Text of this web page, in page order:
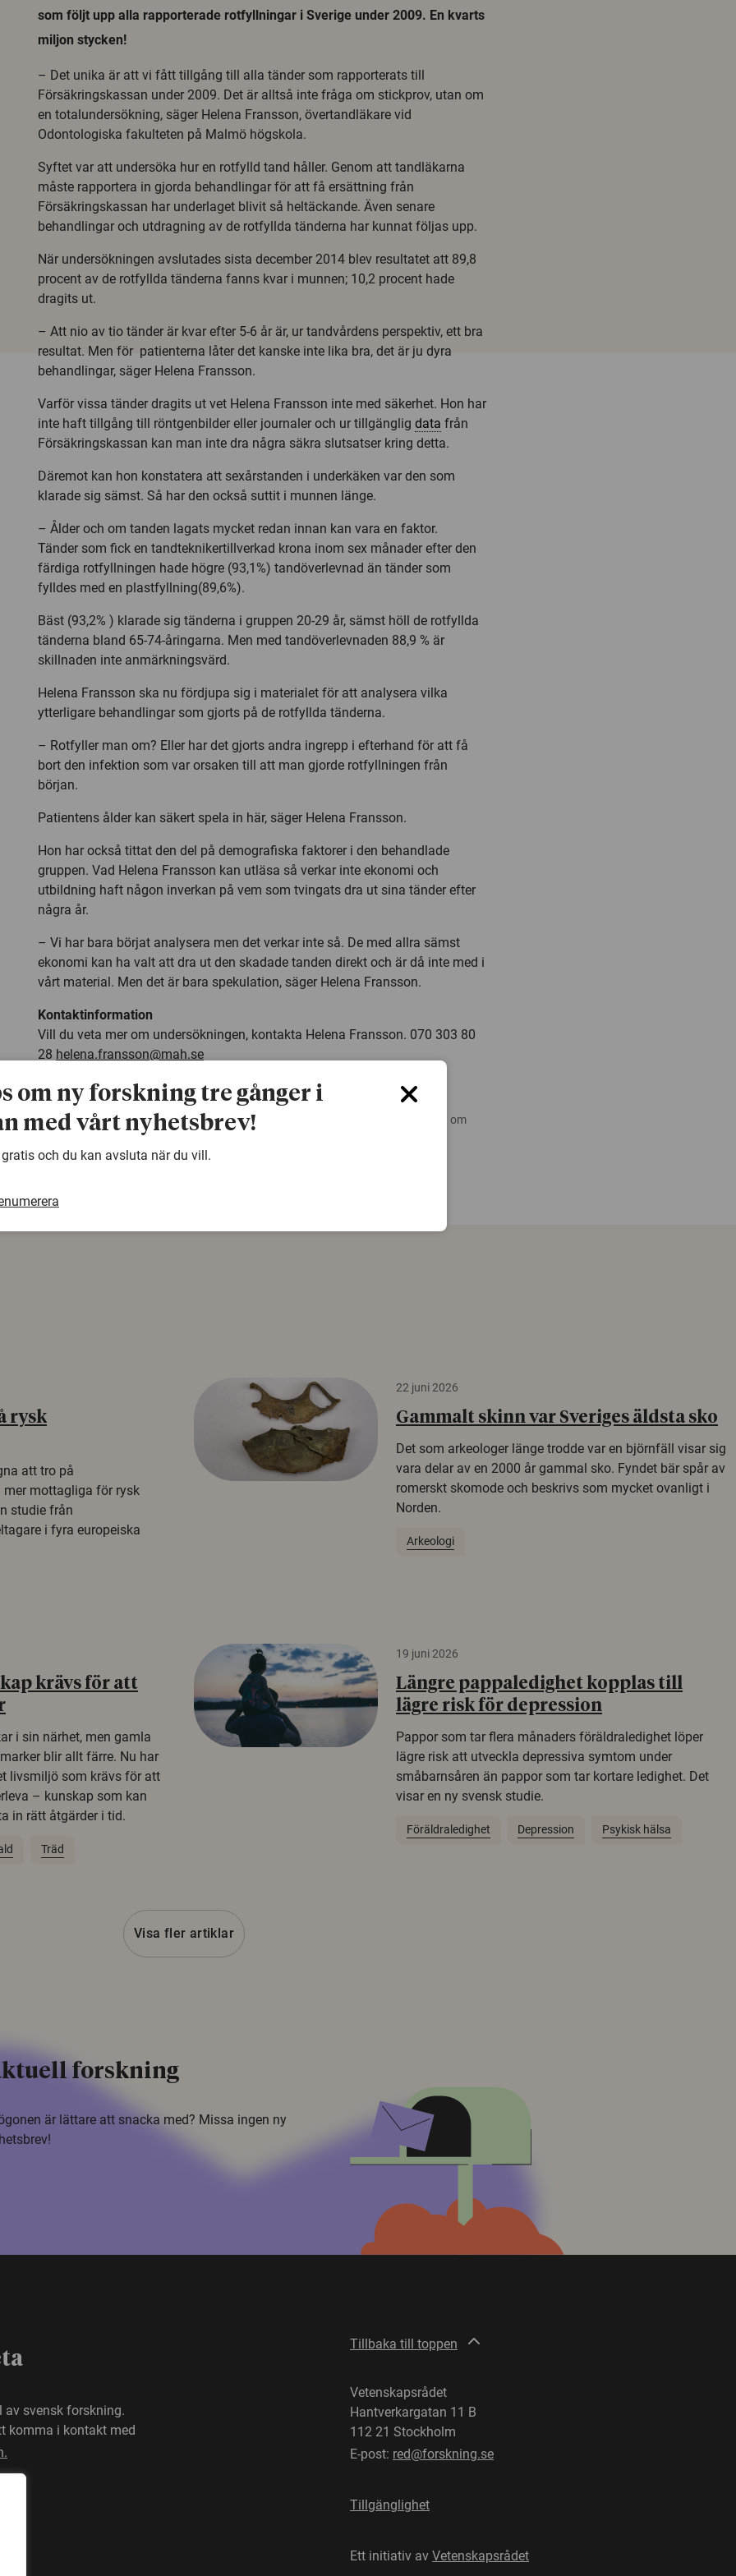
som följt upp alla rapporterade rotfyllningar i Sverige under 2009. En kvarts
miljon stycken!
– Det unika är att vi fått tillgång till alla tänder som rapporterats till
Försäkringskassan under 2009. Det är alltså inte fråga om stickprov, utan om
en totalundersökning, säger Helena Fransson, övertandläkare vid
Odontologiska fakulteten på Malmö högskola.
Syftet var att undersöka hur en rotfylld tand håller. Genom att tandläkarna
måste rapportera in gjorda behandlingar för att få ersättning från
Försäkringskassan har underlaget blivit så heltäckande. Även senare
behandlingar och utdragning av de rotfyllda tänderna har kunnat följas upp.
När undersökningen avslutades sista december 2014 blev resultatet att 89,8
procent av de rotfyllda tänderna fanns kvar i munnen; 10,2 procent hade
dragits ut.
– Att nio av tio tänder är kvar efter 5-6 år är, ur tandvårdens perspektiv, ett bra
resultat. Men för patienterna låter det kanske inte lika bra, det är ju dyra
behandlingar, säger Helena Fransson.
Varför vissa tänder dragits ut vet Helena Fransson inte med säkerhet. Hon har
inte haft tillgång till röntgenbilder eller journaler och ur tillgänglig data från
Försäkringskassan kan man inte dra några säkra slutsatser kring detta.
Däremot kan hon konstatera att sexårstanden i underkäken var den som
klarade sig sämst. Så har den också suttit i munnen länge.
– Ålder och om tanden lagats mycket redan innan kan vara en faktor.
Tänder som fick en tandteknikertillverkad krona inom sex månader efter den
färdiga rotfyllningen hade högre (93,1%) tandöverlevnad än tänder som
fylldes med en plastfyllning(89,6%).
Bäst (93,2% ) klarade sig tänderna i gruppen 20-29 år, sämst höll de rotfyllda
tänderna bland 65-74-åringarna. Men med tandöverlevnaden 88,9 % är
skillnaden inte anmärkningsvärd.
Helena Fransson ska nu fördjupa sig i materialet för att analysera vilka
ytterligare behandlingar som gjorts på de rotfyllda tänderna.
– Rotfyller man om? Eller har det gjorts andra ingrepp i efterhand för att få
bort den infektion som var orsaken till att man gjorde rotfyllningen från
början.
Patientens ålder kan säkert spela in här, säger Helena Fransson.
Hon har också tittat den del på demografiska faktorer i den behandlade
gruppen. Vad Helena Fransson kan utläsa så verkar inte ekonomi och
utbildning haft någon inverkan på vem som tvingats dra ut sina tänder efter
några år.
– Vi har bara börjat analysera men det verkar inte så. De med allra sämst
ekonomi kan ha valt att dra ut den skadade tanden direkt och är då inte med i
vårt material. Men det är bara spekulation, säger Helena Fransson.
Kontaktinformation
Vill du veta mer om undersökningen, kontakta Helena Fransson. 070 303 80
28 helena.fransson@mah.se
warningDenna artikel är några år gammal och det kan finnas nyare forskning om
samma ämne. Använd gärna vår sökfunktion!
rysk
att tro på
mottagliga för rysk
studie från
i fyra europeiska
22 juni 2026
Gammalt skinn var Sveriges äldsta sko
Det som arkeologer länge trodde var en björnfäll visar sig
vara delar av en 2000 år gammal sko. Fyndet bär spår av
romerskt skomode och beskrivs som mycket ovanligt i
Norden.
Arkeologi
krävs för att
i sin närhet, men gamla
blir allt färre. Nu har
livsmiljö som krävs för att
– kunskap som kan
in rätt åtgärder i tid.
Träd
19 juni 2026
Längre pappaledighet kopplas till
lägre risk för depression
Pappor som tar flera månaders föräldraledighet löper
lägre risk att utveckla depressiva symtom under
småbarnsåren än pappor som tar kortare ledighet. Det
visar en ny svensk studie.
Föräldraledighet Depression Psykisk hälsa
Visa fler artiklar
forskning
är lättare att snacka med? Missa ingen ny
svensk forskning.
komma i kontakt med
Tillbaka till toppen
Vetenskapsrådet
Hantverkargatan 11 B
112 21 Stockholm
E-post: red@forskning.se
Tillgänglighet
Ett initiativ av Vetenskapsrådet
om ny forskning tre gånger i
med vårt nyhetsbrev!
gratis och du kan avsluta när du vill.